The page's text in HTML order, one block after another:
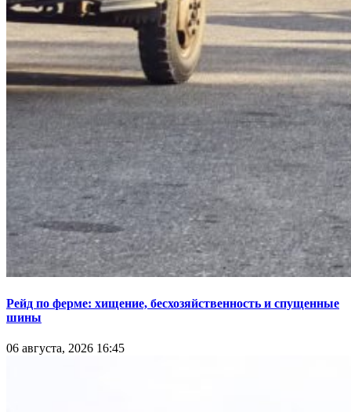
Рейд по ферме: хищение, бесхозяйственность и спущенные
шины
06 августа, 2026 16:45